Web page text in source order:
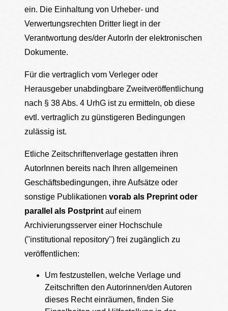
ein. Die Einhaltung von Urheber- und
Verwertungsrechten Dritter liegt in der
Verantwortung des/der AutorIn der elektronischen
Dokumente.
Für die vertraglich vom Verleger oder
Herausgeber unabdingbare Zweitveröffentlichung
nach § 38 Abs. 4 UrhG ist zu ermitteln, ob diese
evtl. vertraglich zu günstigeren Bedingungen
zulässig ist.
Etliche Zeitschriftenverlage gestatten ihren
AutorInnen bereits nach Ihren allgemeinen
Geschäftsbedingungen, ihre Aufsätze oder
sonstige Publikationen vorab als Preprint oder
parallel als Postprint auf einem
Archivierungsserver einer Hochschule
("institutional repository") frei zugänglich zu
veröffentlichen:
Um festzustellen, welche Verlage und
Zeitschriften den Autorinnen/den Autoren
dieses Recht einräumen, finden Sie